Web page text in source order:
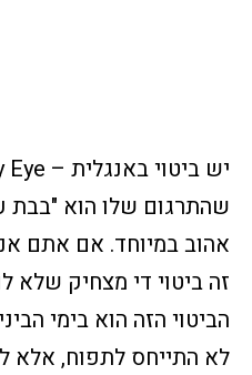
שהתרגום שלו הוא "בבת
אהוב במיוחד. אם אתם
זה ביטוי די מצחיק שלא
לא התייחס לתפוח, אלא